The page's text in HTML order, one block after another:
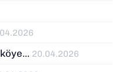
20.04.2026